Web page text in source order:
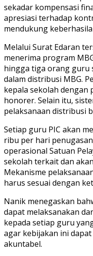
sekadar kompensasi
apresiasi terhadap
mendukung
Melalui Surat Edaran
menerima program
hingga tiga orang guru
dalam distribusi MBG.
kepala sekolah
honorer. Selain itu,
pelaksanaan distribusi
Setiap guru PIC akan
ribu per hari
operasional Satuan
sekolah terkait dan
Mekanisme
harus sesuai dengan
Nanik menegaskan
dapat melaksanakan
kepada setiap guru
agar kebijakan ini
akuntabel.